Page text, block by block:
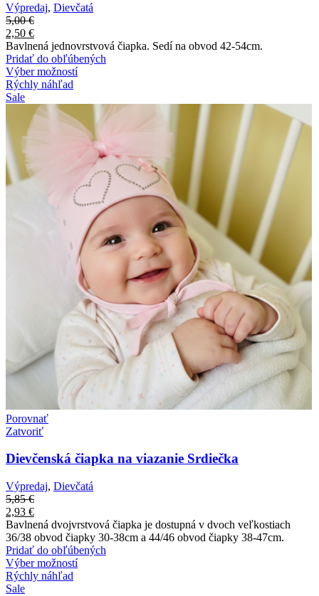
Výpredaj, Dievčatá
5,00€
2,50 €
Bavlnená jednovrstvová čiapka. Sedí na obvod 42-54cm.
Pridať do obľúbených
Výber možností
Rýchly náhľad
Sale
Porovnať
Zatvoriť
Dievčenská čiapka na viazanie Srdiečka
Výpredaj, Dievčatá
5,85€
2,93 €
Bavlnená dvojvrstvová čiapka je dostupná v dvoch veľkostiach
36/38 obvod čiapky 30-38cm a 44/46 obvod čiapky 38-47cm.
Pridať do obľúbených
Výber možností
Rýchly náhľad
Sale